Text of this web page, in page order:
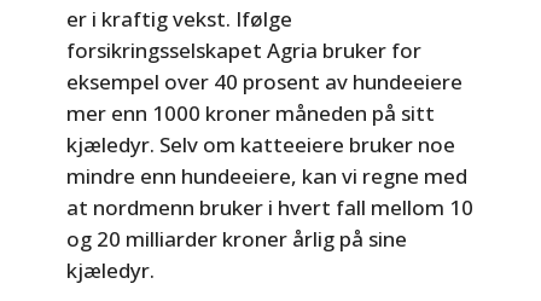
er i kraftig vekst. Ifølge
forsikringsselskapet Agria bruker for
eksempel over 40 prosent av hundeeiere
mer enn 1000 kroner måneden på sitt
kjæledyr. Selv om katteeiere bruker noe
mindre enn hundeeiere, kan vi regne med
at nordmenn bruker i hvert fall mellom 10
og 20 milliarder kroner årlig på sine
kjæledyr.